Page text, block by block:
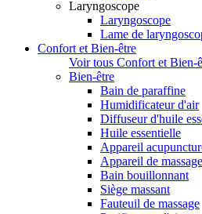
Laryngoscope
Laryngoscope
Lame de
Confort et Bien-être
Voir tous Confort et Bien-
Bien-être
Bain de paraffine
Humidificateur d'air
Diffuseur d'huile
Huile essentielle
Appareil
Appareil de massage
Bain bouillonnant
Siège massant
Fauteuil de massage